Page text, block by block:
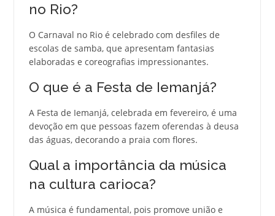
no Rio?
O Carnaval no Rio é celebrado com desfiles de
escolas de samba, que apresentam fantasias
elaboradas e coreografias impressionantes.
O que é a Festa de Iemanjá?
A Festa de Iemanjá, celebrada em fevereiro, é uma
devoção em que pessoas fazem oferendas à deusa
das águas, decorando a praia com flores.
Qual a importância da música
na cultura carioca?
A música é fundamental, pois promove união e